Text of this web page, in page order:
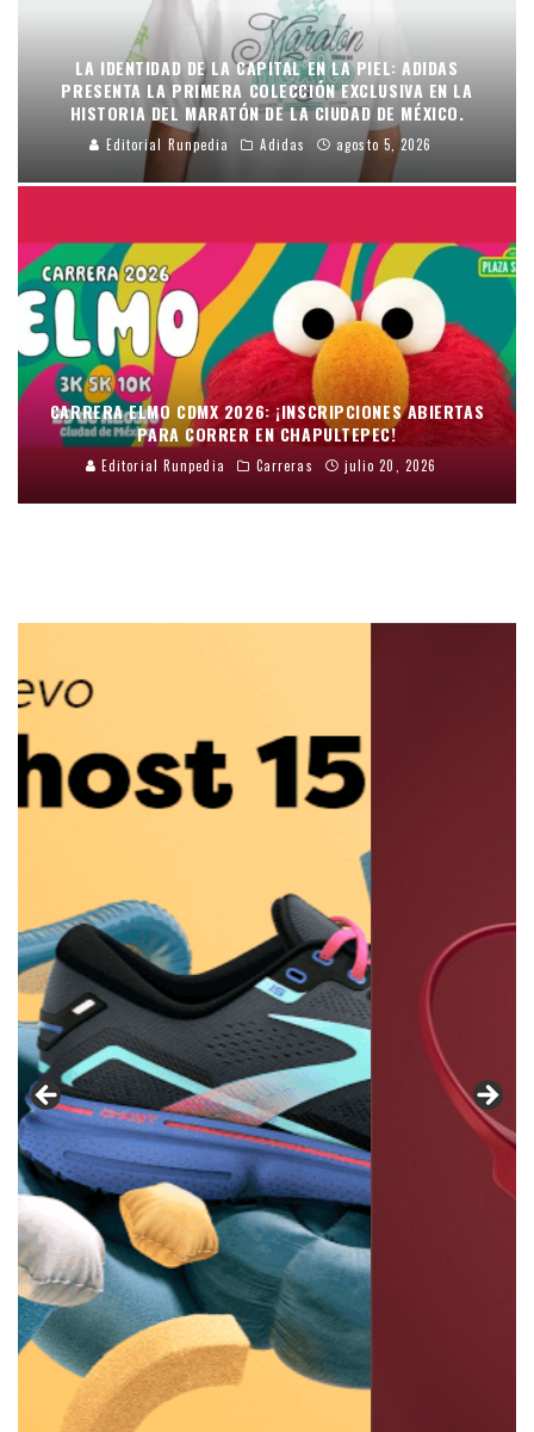
LA IDENTIDAD DE LA CAPITAL EN LA PIEL: ADIDAS
PRESENTA LA PRIMERA COLECCIÓN EXCLUSIVA EN LA
HISTORIA DEL MARATÓN DE LA CIUDAD DE MÉXICO.
Editorial Runpedia Adidas agosto 5, 2026
CARRERA ELMO CDMX 2026: ¡INSCRIPCIONES ABIERTAS
PARA CORRER EN CHAPULTEPEC!
Editorial Runpedia Carreras julio 20, 2026